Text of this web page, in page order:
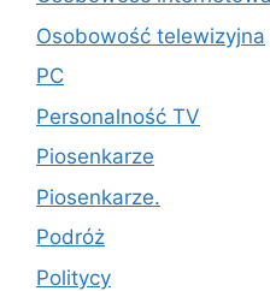
Osobowość telewizyjna
PC
Personalność TV
Piosenkarze
Piosenkarze.
Podróż
Politycy